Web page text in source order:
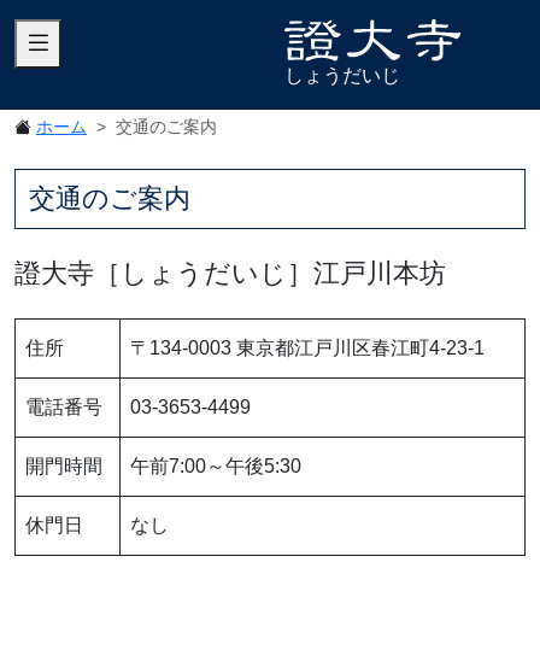
しょうだいじ
ホーム 交通のご案内
交通のご案内
證大寺［しょうだいじ］江戸川本坊
住所 〒134-0003 東京都江戸川区春江町4-23-1
電話番号 03-3653-4499
開門時間 午前7:00～午後5:30
休門日 なし